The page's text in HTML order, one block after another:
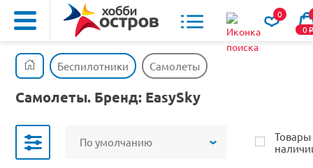
0
0o
Беспилотники Самолеты
Самолеты. Бренд: EasySky
По умолчанию
Товары